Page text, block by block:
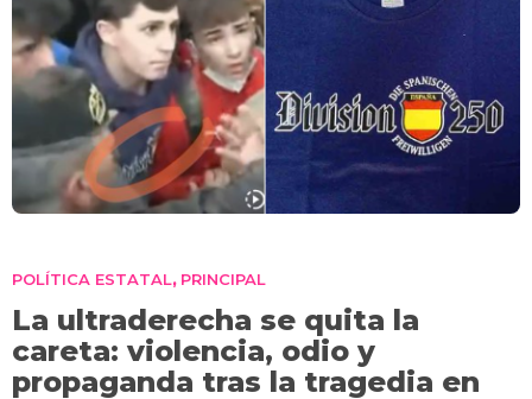
POLÍTICA ESTATAL, PRINCIPAL
La ultraderecha se quita la
careta: violencia, odio y
propaganda tras la tragedia en